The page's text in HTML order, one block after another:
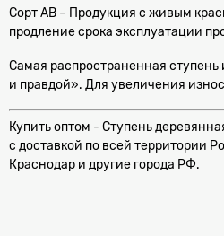
Сорт АВ – Продукция с живым
продление срока эксплуатации
Самая распространенная
и правдой». Для увеличения
Купить оптом - Ступень
с доставкой по всей территории
Краснодар и другие города РФ.